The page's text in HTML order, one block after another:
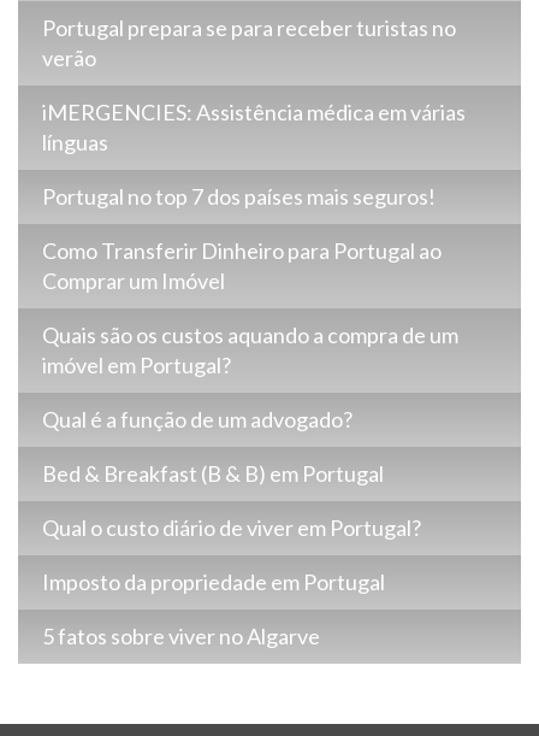
Portugal prepara se para receber turistas no
verão
iMERGENCIES: Assistência médica em várias
línguas
Portugal no top 7 dos países mais seguros!
Como Transferir Dinheiro para Portugal ao
Comprar um Imóvel
Quais são os custos aquando a compra de um
imóvel em Portugal?
Qual é a função de um advogado?
Bed & Breakfast (B & B) em Portugal
Qual o custo diário de viver em Portugal?
Imposto da propriedade em Portugal
5 fatos sobre viver no Algarve